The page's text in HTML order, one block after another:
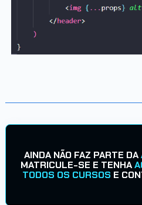
AINDA NÃO FAZ PARTE DA
MATRICULE-SE E TENHA
TODOS OS CURSOS E